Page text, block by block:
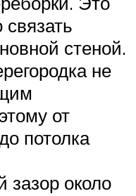
стеной.
не
от
потолка
зазор около